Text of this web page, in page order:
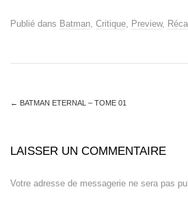
Publié dans Batman, Critique, Preview,
← BATMAN ETERNAL – TOME 01
LAISSER UN COMMENTAIRE
Votre adresse de messagerie ne sera pas